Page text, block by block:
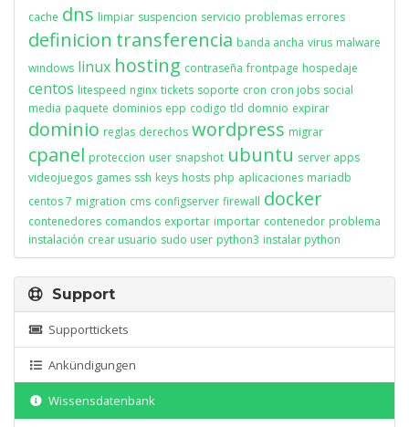
cache dns limpiar suspencion servicio problemas errores
definicion transferencia banda ancha virus malware
windows linux hosting contraseña frontpage hospedaje
centos litespeed nginx tickets soporte cron cron jobs social
media paquete dominios epp codigo tld domnio expirar
dominio reglas derechos wordpress migrar
cpanel proteccion user snapshot ubuntu server apps
videojuegos games ssh keys hosts php aplicaciones mariadb
centos 7 migration cms configserver firewall docker
contenedores comandos exportar importar contenedor problema
instalación crear usuario sudo user python3 instalar python
Support
Supporttickets
Ankündigungen
Wissensdatenbank